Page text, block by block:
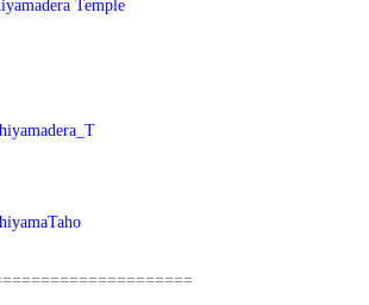
Temple